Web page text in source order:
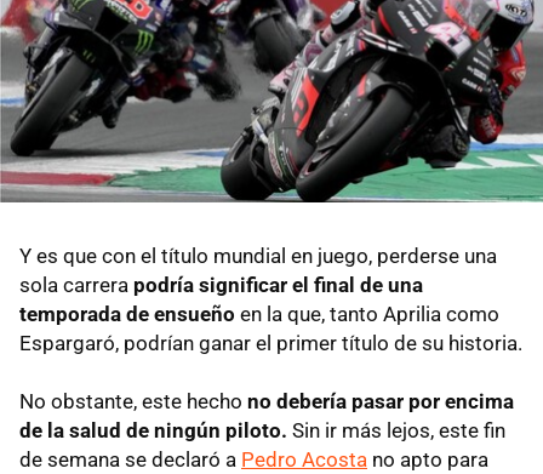
Y es que con el título mundial en juego, perderse una
sola carrera podría significar el final de una
temporada de ensueño en la que, tanto Aprilia como
Espargaró, podrían ganar el primer título de su historia.
No obstante, este hecho no debería pasar por encima
de la salud de ningún piloto. Sin ir más lejos, este fin
de semana se declaró a Pedro Acosta no apto para